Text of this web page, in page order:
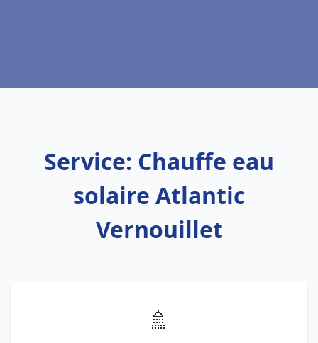
Service: Chauffe eau
solaire Atlantic
Vernouillet
🚿